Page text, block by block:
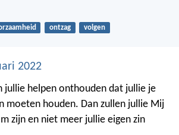
ontzag volgen
2022
jullie helpen onthouden dat jullie je
moeten houden. Dan zullen jullie Mij
zijn en niet meer jullie eigen zin